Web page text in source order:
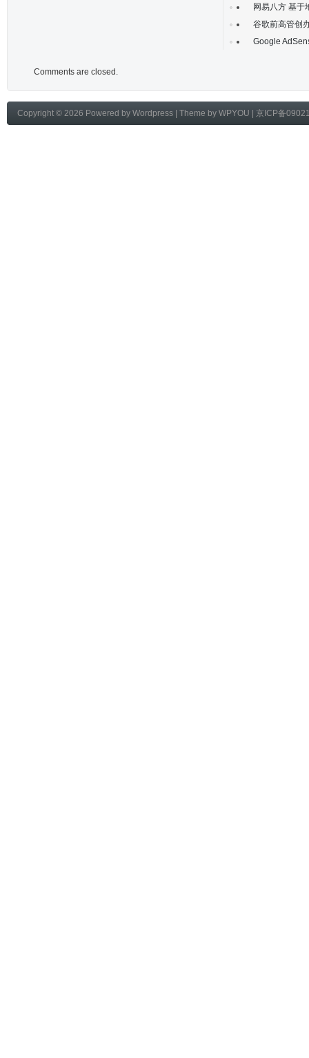
网易八方 基于
谷歌前高管创
Google
Comments are closed.
Copyright © 2026 Powered by Wordpress | Theme by WPYOU 京ICP备